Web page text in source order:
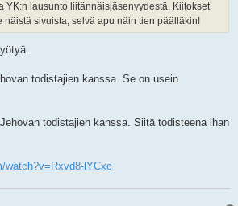
YK:n lausunto liitännäisjäsenyydestä. Kiitokset
näistä sivuista, selvä apu näin tien päälläkin!
todistajien kanssa. Se on usein
todistajien kanssa. Siitä todisteena ihan
watch?v=Rxvd8-lYCxc